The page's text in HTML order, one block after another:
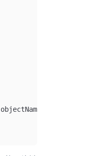
objectName;